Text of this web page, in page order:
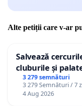
Alte petiții care v-ar
Salvează
cluburile și
3 279 semnături
3 279 Semnături / 7
4 Aug 2026